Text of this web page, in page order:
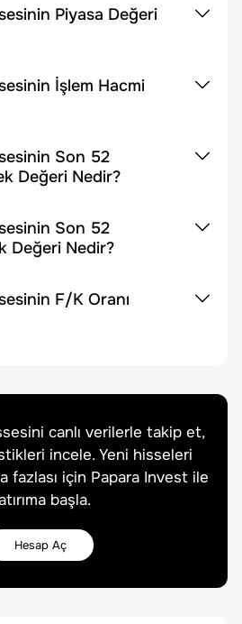
Piyasa Değeri
İşlem Hacmi
Son 52
Değeri Nedir?
Son 52
Değeri Nedir?
F/K Oranı
canlı verilerle takip et,
incele. Yeni hisseleri
fazlası için Papara Invest ile
başla.
Hesap Aç